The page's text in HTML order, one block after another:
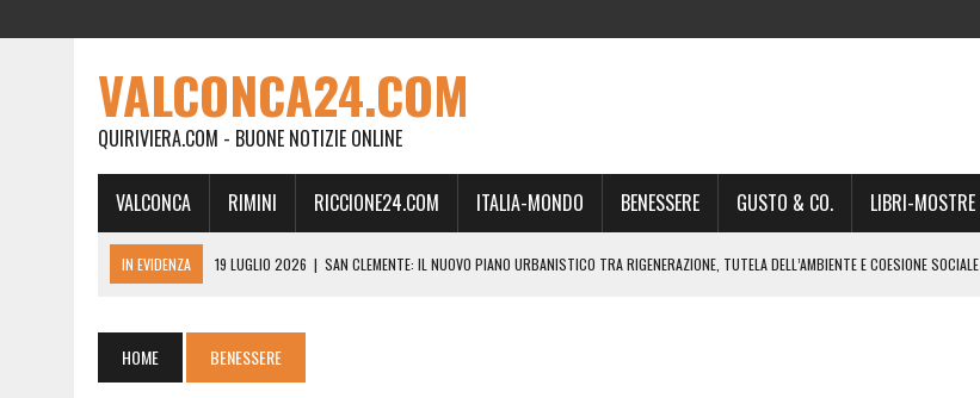
VALCONCA24.COM
QUIRIVIERA.COM - BUONE NOTIZIE ONLINE
VALCONCA RIMINI RICCIONE24.COM ITALIA-MONDO BENESSERE GUSTO & CO. LIBRI-MOSTRE
IN EVIDENZA 19 LUGLIO 2026 | SAN CLEMENTE: IL NUOVO PIANO URBANISTICO TRA RIGENERAZIONE, TUTELA DELL’AMBIENTE E COESIONE SOCIALE
19 FEBBRAIO 2026 | RIMINI, A IL GATTO SULL’ALBICOCCO ARRIVA ANDREA GIONCHETTI SOMMELIER DEL CALABRESE “QAFIZ”
HOME BENESSERE